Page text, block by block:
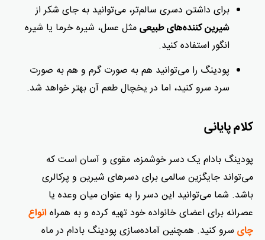
برای داشتن دسری سالم‌تر، می‌توانید به‌ جای شکر از
شیرین کننده‌های طبیعی مثل عسل، شیره خرما یا شیره
انگور استفاده کنید.
پودینگ را می‌توانید هم به صورت گرم و هم به صورت
سرد سرو کنید، اما در یخچال طعم آن بهتر خواهد شد.
کلام پایانی
پودینگ بادام یک دسر خوشمزه، مقوی و آسان است که
می‌تواند جایگزین سالمی برای دسرهای شیرین و پرکالری
باشد. شما می‌توانید این دسر را به عنوان میان وعده یا
عصرانه برای اعضای خانواده خود تهیه کرده و به همراه انواع
چای سرو کنید. همچنین آماده‌سازی پودینگ بادام در ماه